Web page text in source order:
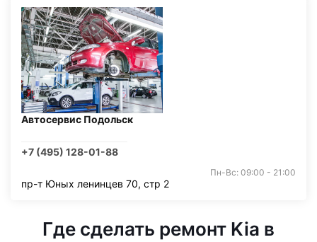
Автосервис Подольск
+7 (495) 128-01-88
Пн-Вс: 09:00 - 21:00
пр-т Юных ленинцев 70, стр 2
Где сделать ремонт Kia в